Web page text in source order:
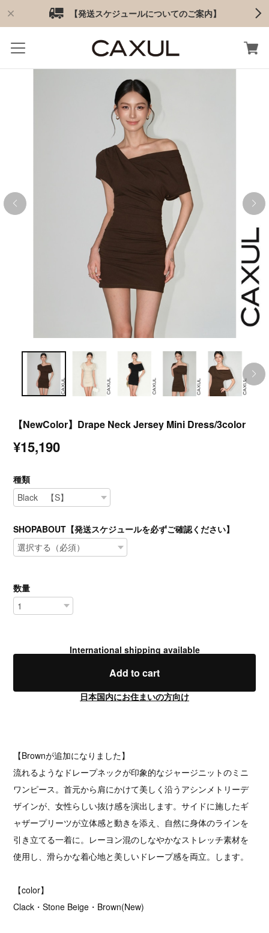
【発送スケジュールについてのご案内】
【NewColor】Drape Neck Jersey Mini Dress/3color
¥15,190
種類
SHOPABOUT【発送スケジュールを必ずご確認ください】
数量
International shipping available
Add to cart
日本国内にお住まいの方向け
【Brownが追加になりました】
流れるようなドレープネックが印象的なジャージニットのミニ
ワンピース。首元から肩にかけて美しく沿うアシンメトリーデ
ザインが、女性らしい抜け感を演出します。サイドに施したギ
ャザープリーツが立体感と動きを添え、自然に身体のラインを
引き立てる一着に。レーヨン混のしなやかなストレッチ素材を
使用し、滑らかな着心地と美しいドレープ感を両立。します。
【color】
Clack・Stone Beige・Brown(New)